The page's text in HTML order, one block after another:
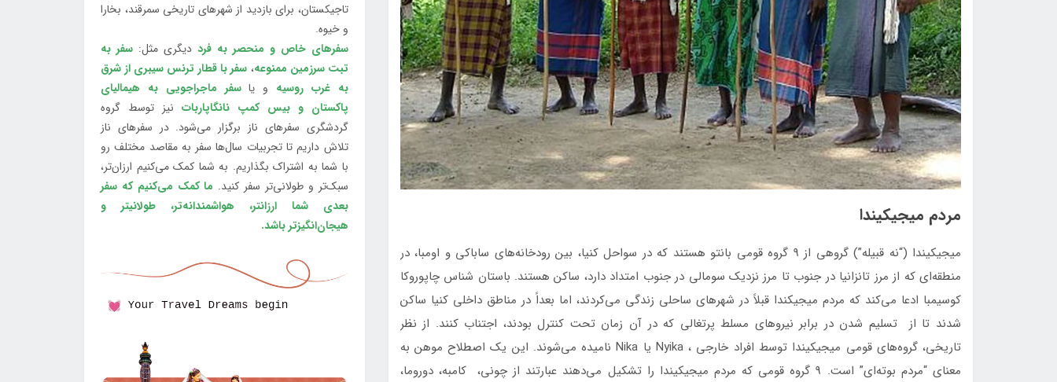
مردم میجیکیندا
میجیکیندا (“نه قبیله”) گروهی از 9 گروه قومی بانتو هستند که در سواحل کنیا، بین رودخانه‌های ساباکی و اومبا، در
منطقه‌ای که از مرز تانزانیا در جنوب تا مرز نزدیک سومالی در جنوب امتداد دارد، ساکن هستند. باستان شناس چاپوروکا
کوسیمبا ادعا می‌کند که مردم میجیکندا قبلاً در شهرهای ساحلی زندگی می‌کردند، اما بعداً در مناطق داخلی کنیا ساکن
شدند تا از تسلیم شدن در برابر نیروهای مسلط پرتغالی که در آن زمان تحت کنترل بودند، اجتناب کنند. از نظر
تاریخی، گروه‌های قومی میجیکیندا توسط افراد خارجی ، Nyika یا Nika نامیده می‌شوند. این یک اصطلاح موهن به
معنای “مردم بوته‌ای” است. 9 گروه قومی که مردم میجیکیندا را تشکیل می‌دهند عبارتند از چونی، کامبه، دوروما،
تاجیکستان، برای بازدید از شهرهای تاریخی سمرقند، بخارا
و خیوه.
سفرهای خاص و منحصر به فرددیگری مثل:سفر به
تبت سرزمین ممنوعه، سفر با قطار ترنس سیبری از شرق
به غرب روسیه و یاسفر ماجراجویی به هیمالیای
پاکستان و بیس کمپ نانگاپاربات نیز توسط گروه
گردشگری سفرهای ناز برگزار می‌شود. در سفرهای ناز
تلاش داریم تا تجربیات سال‌ها سفر به مقاصد مختلف رو
با شما به اشتراک بگذاریم. به شما کمک می‌کنیم ارزان‌تر،
سبک‌تر و طولانی‌تر سفر کنید. ما کمک می‌کنیم که سفر
بعدی شما ارزانتر، هواشمندانه‌تر، طولانی‎تر و
هیجان‌انگیزتر باشد.